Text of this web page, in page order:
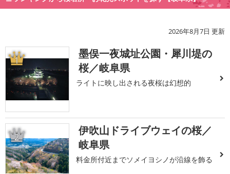
2026年8月7日 更新
1
墨俣一夜城址公園・犀川堤の
桜／岐阜県
ライトに映し出される夜桜は幻想的
2
伊吹山ドライブウェイの桜／
岐阜県
料金所付近までソメイヨシノが沿線を飾る